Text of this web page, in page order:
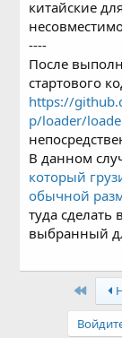
китайские
----
После
стартового
https://
p/loader/
В данном
который
обычной
туда сделать
выбранный
First